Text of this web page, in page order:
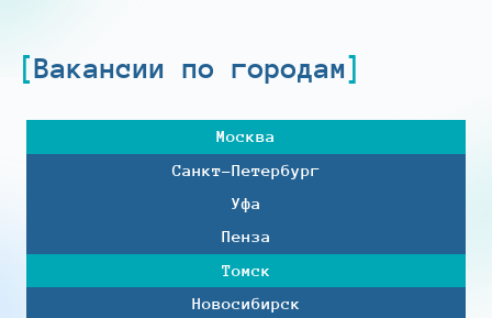
Вакансии по городам
Москва
Санкт-Петербург
Уфа
Пенза
Томск
Новосибирск